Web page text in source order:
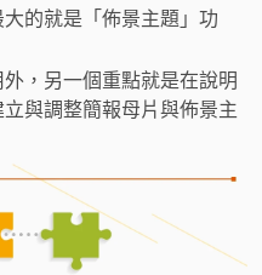
的就是「佈景主題」功
，另一個重點就是在說明
與調整簡報母片與佈景主